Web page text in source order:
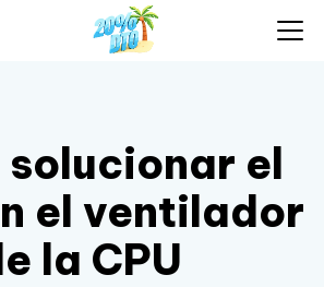
solucionar el
el ventilador
la CPU